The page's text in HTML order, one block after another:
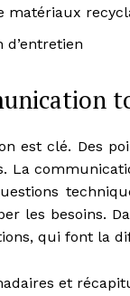
matériaux
d’entretien
est clé. Des
La
les besoins.
qui font la
et